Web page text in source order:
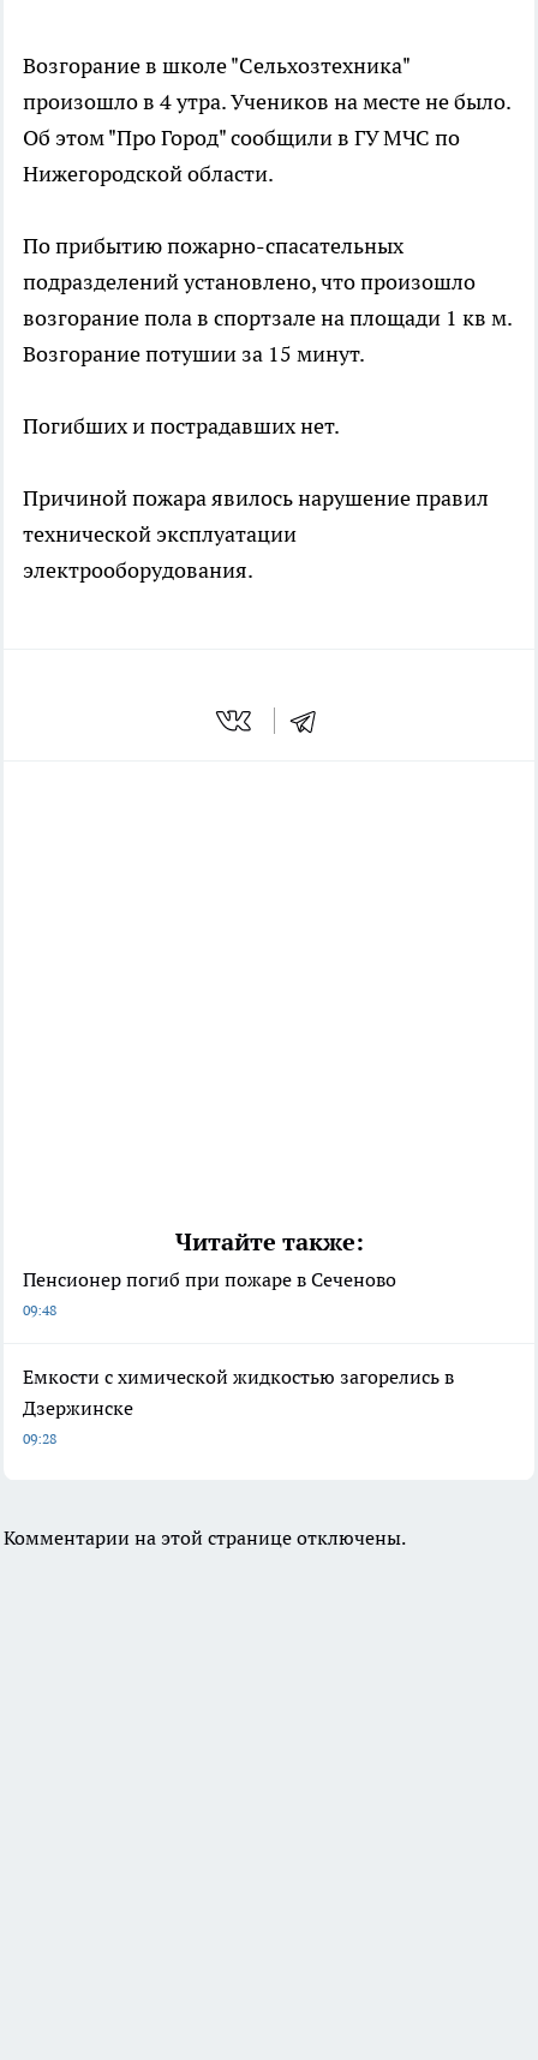
Возгорание в школе "Сельхозтехника"
произошло в 4 утра. Учеников на месте не было.
Об этом "Про Город" сообщили в ГУ МЧС по
Нижегородской области.
По прибытию пожарно-спасательных
подразделений установлено, что произошло
возгорание пола в спортзале на площади 1 кв м.
Возгорание потушии за 15 минут.
Погибших и пострадавших нет.
Причиной пожара явилось нарушение правил
технической эксплуатации
электрооборудования.
Читайте также:
Пенсионер погиб при пожаре в Сеченово
09:48
Емкости с химической жидкостью загорелись в
Дзержинске
09:28
Комментарии на этой странице отключены.